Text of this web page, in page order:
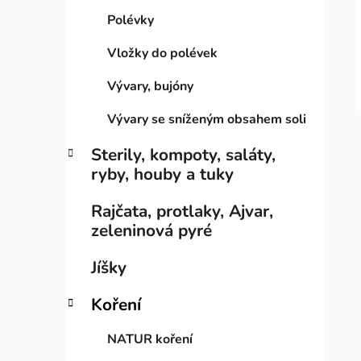
l
Polévky
Vložky do polévek
Vývary, bujóny
Vývary se sníženým obsahem soli
Sterily, kompoty, saláty,
ryby, houby a tuky
Rajčata, protlaky, Ajvar,
zeleninová pyré
Jíšky
Koření
NATUR koření